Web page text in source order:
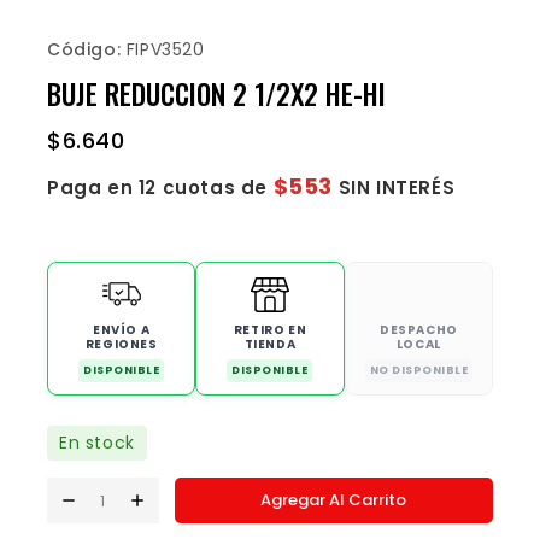
Código: FIPV3520
BUJE REDUCCION 2 1/2X2 HE-HI
$6.640
Paga en 12 cuotas de $553 SIN INTERÉS
ENVÍO A
REGIONES
DISPONIBLE
RETIRO EN
TIENDA
DISPONIBLE
DESPACHO
LOCAL
NO DISPONIBLE
En stock
Agregar Al Carrito